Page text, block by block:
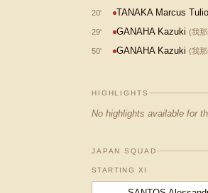
20' TANAKA Marcus Tulio
29' GANAHA Kazuki (我
50' GANAHA Kazuki (我
HIGHLIGHTS
No highlights available for
JAPAN SQUAD
STARTING XI